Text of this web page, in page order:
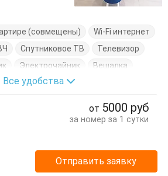
(совмещены)
Wi-Fi интернет
Спутниковое ТВ
Телевизор
Электрочайник
Вешалка
Кровать двуспальная
Все удобства
от 5000 руб
за номер за 1 сутки
Отправить заявку